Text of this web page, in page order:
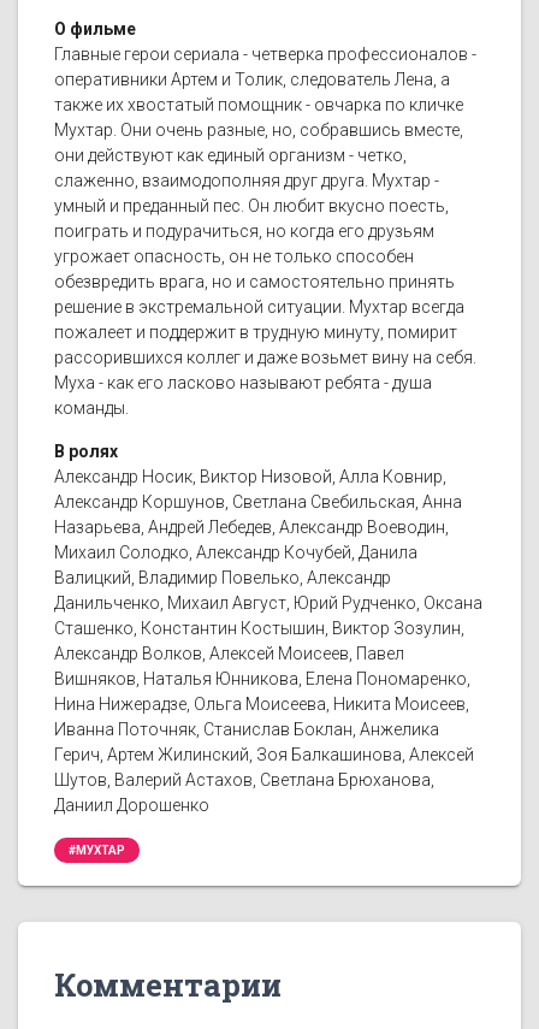
О фильме
Главные герои сериала - четверка профессионалов -
оперативники Артем и Толик, следователь Лена, а
также их хвостатый помощник - овчарка по кличке
Мухтар. Они очень разные, но, собравшись вместе,
они действуют как единый организм - четко,
слаженно, взаимодополняя друг друга. Мухтар -
умный и преданный пес. Он любит вкусно поесть,
поиграть и подурачиться, но когда его друзьям
угрожает опасность, он не только способен
обезвредить врага, но и самостоятельно принять
решение в экстремальной ситуации. Мухтар всегда
пожалеет и поддержит в трудную минуту, помирит
рассорившихся коллег и даже возьмет вину на себя.
Муха - как его ласково называют ребята - душа
команды.
В ролях
Александр Носик, Виктор Низовой, Алла Ковнир,
Александр Коршунов, Светлана Свебильская, Анна
Назарьева, Андрей Лебедев, Александр Воеводин,
Михаил Солодко, Александр Кочубей, Данила
Валицкий, Владимир Повелько, Александр
Данильченко, Михаил Август, Юрий Рудченко, Оксана
Сташенко, Константин Костышин, Виктор Зозулин,
Александр Волков, Алексей Моисеев, Павел
Вишняков, Наталья Юнникова, Елена Пономаренко,
Нина Нижерадзе, Ольга Моисеева, Никита Моисеев,
Иванна Поточняк, Станислав Боклан, Анжелика
Герич, Артем Жилинский, Зоя Балкашинова, Алексей
Шутов, Валерий Астахов, Светлана Брюханова,
Даниил Дорошенко
#МУХТАР
Комментарии